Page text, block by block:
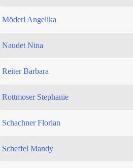
Möderl Angelika
Naudet Nina
Reiter Barbara
Rottmoser Stephanie
Schachner Florian
Scheffel Mandy